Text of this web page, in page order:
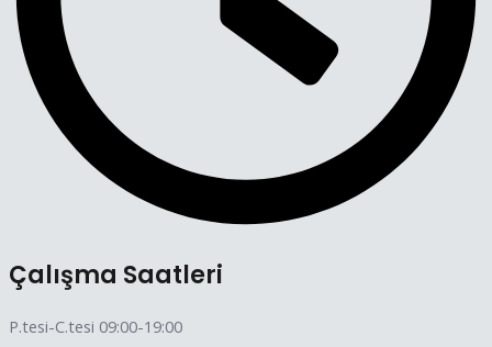
Çalışma Saatleri
P.tesi-C.tesi 09:00-19:00